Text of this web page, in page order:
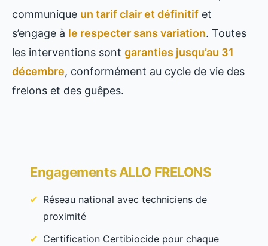
communique un tarif clair et définitif et
s’engage à le respecter sans variation. Toutes
les interventions sont garanties jusqu’au 31
décembre, conformément au cycle de vie des
frelons et des guêpes.
Engagements ALLO FRELONS
Réseau national avec techniciens de
proximité
Certification Certibiocide pour chaque